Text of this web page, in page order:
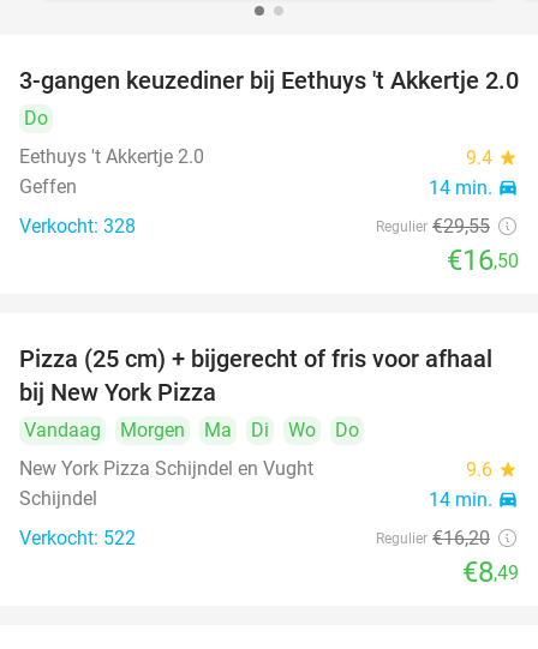
44%
3-gangen keuzediner bij Eethuys 't Akkertje 2.0
Do
Eethuys 't Akkertje 2.0
9.4 star
Geffen 14 min. directions_car
Verkocht: 328 Regulier €29,55
€16,50
48%
Pizza (25 cm) + bijgerecht of fris voor afhaal
bij New York Pizza
Vandaag Morgen Ma Di Wo
Do
New York Pizza Schijndel en Vught
9.6 star
Schijndel 14 min. directions_car
Verkocht: 522 Regulier €16,20
€8,49